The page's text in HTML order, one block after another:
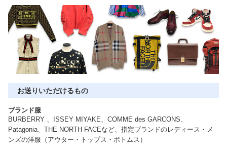
お送りいただけるもの
ブランド服
BURBERRY 、ISSEY MIYAKE、COMME des GARCONS、
Patagonia、THE NORTH FACEなど、指定ブランドのレディース・メ
ンズの洋服（アウター・トップス・ボトムス）